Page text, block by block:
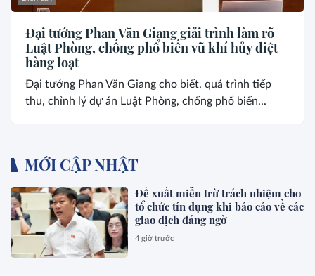
Đại tướng Phan Văn Giang giải trình làm rõ
Luật Phòng, chống phổ biến vũ khí hủy diệt
hàng loạt
Đại tướng Phan Văn Giang cho biết, quá trình tiếp
thu, chỉnh lý dự án Luật Phòng, chống phổ biến...
MỚI CẬP NHẬT
Đề xuất miễn trừ trách nhiệm cho
tổ chức tín dụng khi báo cáo về các
giao dịch đáng ngờ
4 giờ trước